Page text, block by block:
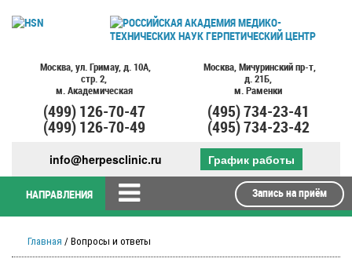
Москва, ул. Гримау, д. 10А,
стр. 2,
м. Академическая
(499)126-70-47
(499)126-70-49
Москва, Мичуринский пр-т,
д. 21Б,
м. Раменки
(495)734-23-41
(495)734-23-42
info@herpesclinic.ru График работы
НАПРАВЛЕНИЯ Запись на приём
Главная / Вопросы и ответы